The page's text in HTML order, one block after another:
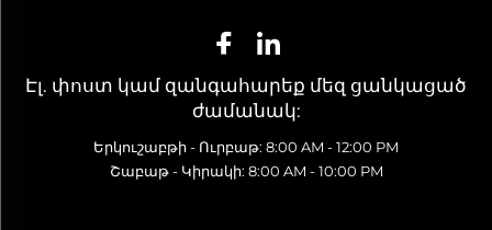
Էլ. փոստ կամ զանգահարեք մեզ ցանկացած
ժամանակ:
Երկուշաբթի - Ուրբաթ: 8:00 AM - 12:00 PM
Շաբաթ - Կիրակի: 8:00 AM - 10:00 PM